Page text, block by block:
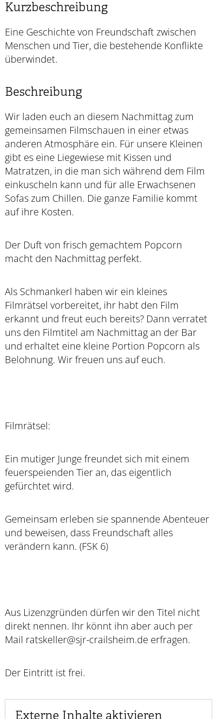
Kurzbeschreibung
Eine Geschichte von Freundschaft zwischen
Menschen und Tier, die bestehende Konflikte
überwindet.
Beschreibung
Wir laden euch an diesem Nachmittag zum
gemeinsamen Filmschauen in einer etwas
anderen Atmosphäre ein. Für unsere Kleinen
gibt es eine Liegewiese mit Kissen und
Matratzen, in die man sich während dem Film
einkuscheln kann und für alle Erwachsenen
Sofas zum Chillen. Die ganze Familie kommt
auf ihre Kosten.
Der Duft von frisch gemachtem Popcorn
macht den Nachmittag perfekt.
Als Schmankerl haben wir ein kleines
Filmrätsel vorbereitet, ihr habt den Film
erkannt und freut euch bereits? Dann verratet
uns den Filmtitel am Nachmittag an der Bar
und erhaltet eine kleine Portion Popcorn als
Belohnung. Wir freuen uns auf euch.
Filmrätsel:
Ein mutiger Junge freundet sich mit einem
feuerspeienden Tier an, das eigentlich
gefürchtet wird.
Gemeinsam erleben sie spannende Abenteuer
und beweisen, dass Freundschaft alles
verändern kann. (FSK 6)
Aus Lizenzgründen dürfen wir den Titel nicht
direkt nennen. Ihr könnt ihn aber auch per
Mail ratskeller@sjr-crailsheim.de erfragen.
Der Eintritt ist frei.